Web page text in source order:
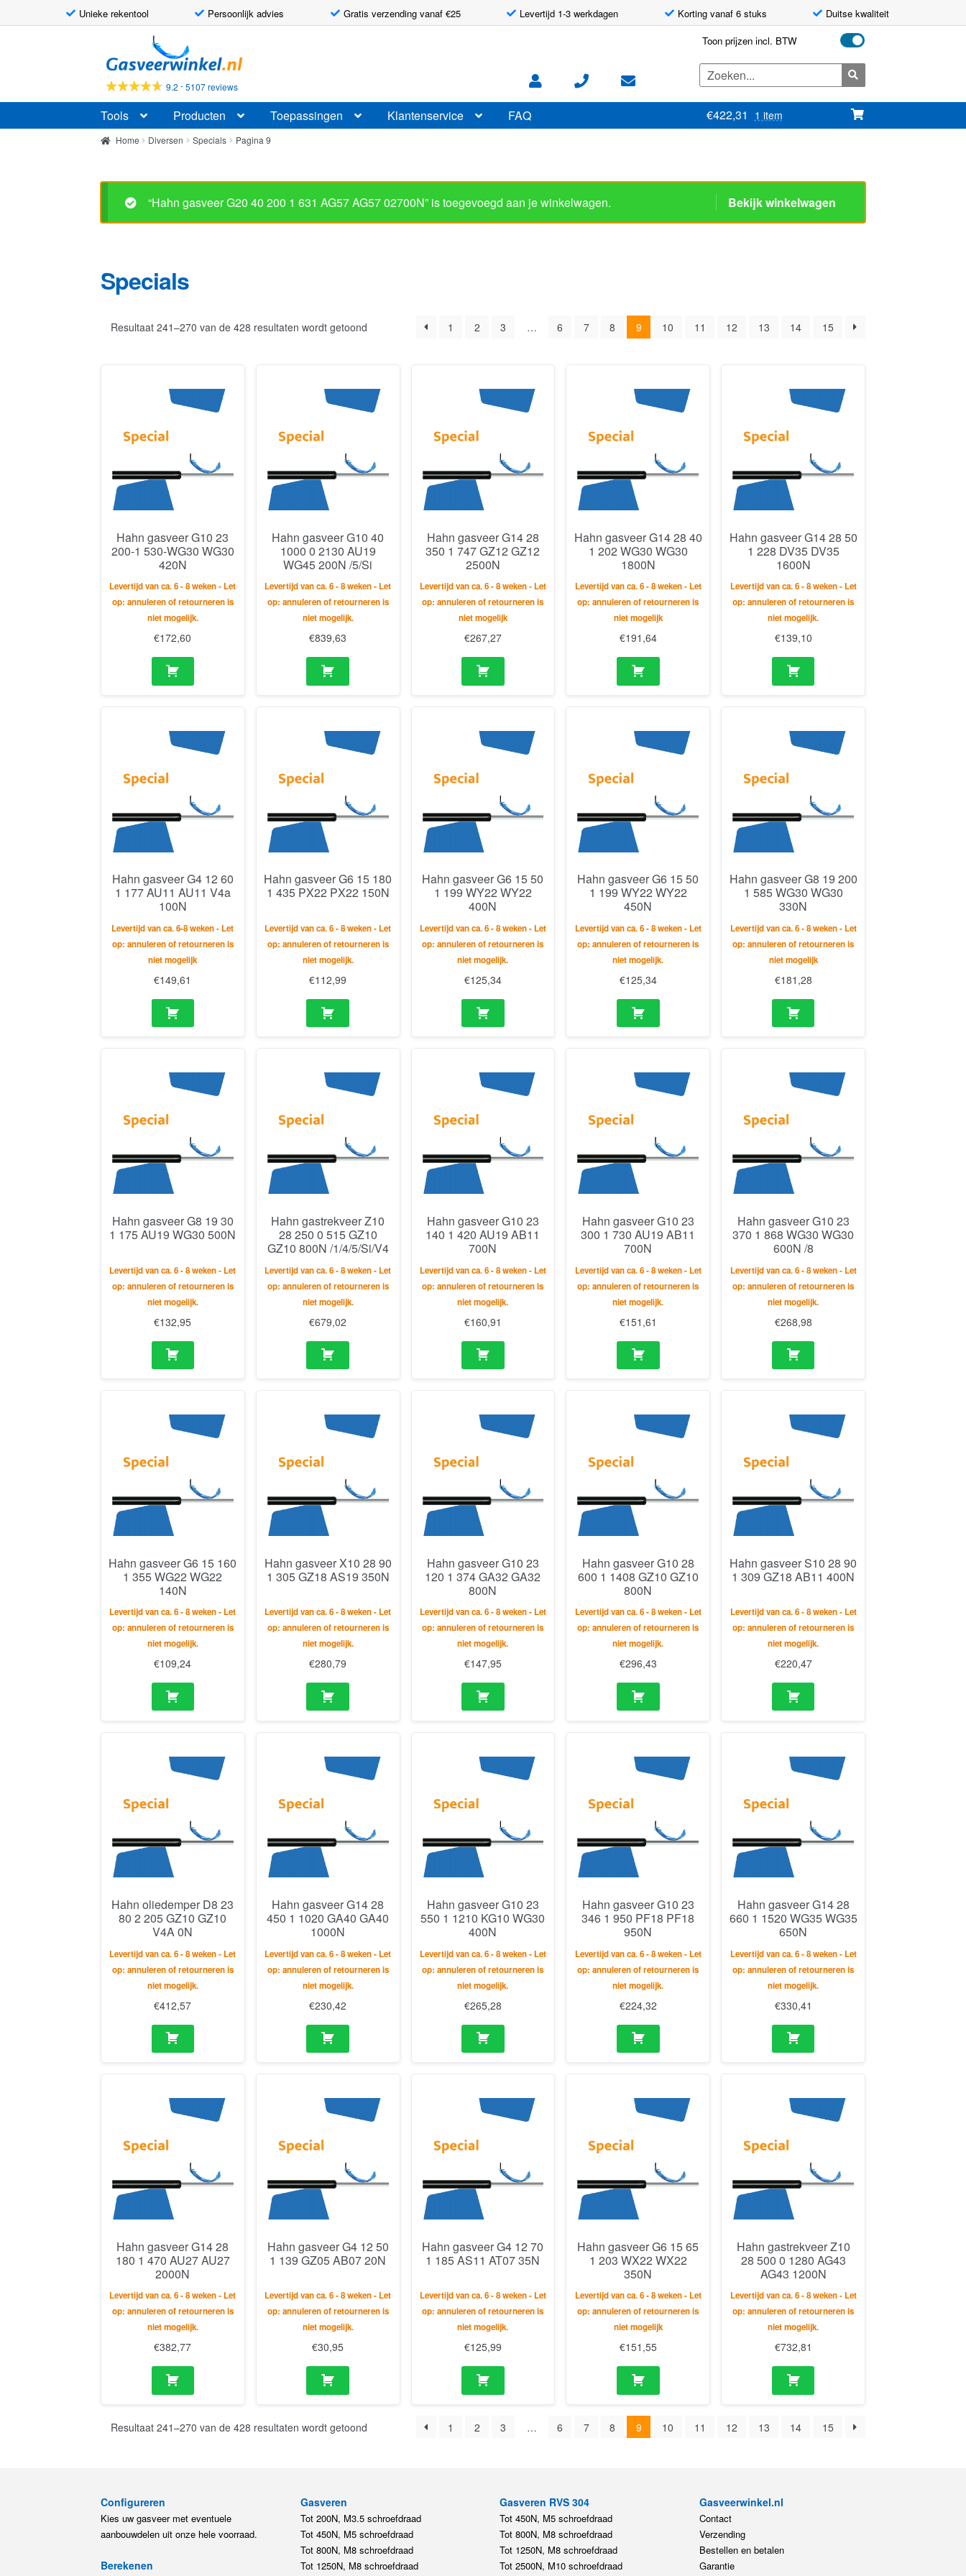
Unieke rekentool Persoonlijk advies Gratis verzending vanaf €25 Levertijd 1-3 werkdagen Korting vanaf 6 stuks Duitse kwaliteit
door
naar
navigatie
naar
de
inhoud
9.2 -5107 reviews
Toon prijzen incl. BTW
Zoeken
naar:
Tools Producten Toepassingen Klantenservice FAQ €422,31 1 item
Home Diversen Specials Pagina 9
“Hahn gasveer G20 40 200 1 631 AG57 AG57 02700N” is toegevoegd aan je winkelwagen. Bekijk winkelwagen
Specials
Resultaat 241–270 van de 428 resultaten wordt getoond 1 2 3 … 6 7 8 9 10 11 12 13 14 15
Hahn gasveer G10 23
200-1 530-WG30 WG30
420N
Levertijd van ca. 6 - 8 weken - Let
op: annuleren of retourneren is
niet mogelijk.
€172,60
Hahn gasveer G10 40
1000 0 2130 AU19
WG45 200N /5/Si
Levertijd van ca. 6 - 8 weken - Let
op: annuleren of retourneren is
niet mogelijk.
€839,63
Hahn gasveer G14 28
350 1 747 GZ12 GZ12
2500N
Levertijd van ca. 6 - 8 weken - Let
op: annuleren of retourneren is
niet mogelijk
€267,27
Hahn gasveer G14 28 40
1 202 WG30 WG30
1800N
Levertijd van ca. 6 - 8 weken - Let
op: annuleren of retourneren is
niet mogelijk
€191,64
Hahn gasveer G14 28 50
1 228 DV35 DV35
1600N
Levertijd van ca. 6 - 8 weken - Let
op: annuleren of retourneren is
niet mogelijk.
€139,10
Hahn gasveer G4 12 60
1 177 AU11 AU11 V4a
100N
Levertijd van ca. 6-8 weken - Let
op: annuleren of retourneren is
niet mogelijk
€149,61
Hahn gasveer G6 15 180
1 435 PX22 PX22 150N
Levertijd van ca. 6 - 8 weken - Let
op: annuleren of retourneren is
niet mogelijk.
€112,99
Hahn gasveer G6 15 50
1 199 WY22 WY22
400N
Levertijd van ca. 6 - 8 weken - Let
op: annuleren of retourneren is
niet mogelijk.
€125,34
Hahn gasveer G6 15 50
1 199 WY22 WY22
450N
Levertijd van ca. 6 - 8 weken - Let
op: annuleren of retourneren is
niet mogelijk.
€125,34
Hahn gasveer G8 19 200
1 585 WG30 WG30
330N
Levertijd van ca. 6 - 8 weken - Let
op: annuleren of retourneren is
niet mogelijk
€181,28
Hahn gasveer G8 19 30
1 175 AU19 WG30 500N
Levertijd van ca. 6 - 8 weken - Let
op: annuleren of retourneren is
niet mogelijk.
€132,95
Hahn gastrekveer Z10
28 250 0 515 GZ10
GZ10 800N /1/4/5/Si/V4
Levertijd van ca. 6 - 8 weken - Let
op: annuleren of retourneren is
niet mogelijk.
€679,02
Hahn gasveer G10 23
140 1 420 AU19 AB11
700N
Levertijd van ca. 6 - 8 weken - Let
op: annuleren of retourneren is
niet mogelijk.
€160,91
Hahn gasveer G10 23
300 1 730 AU19 AB11
700N
Levertijd van ca. 6 - 8 weken - Let
op: annuleren of retourneren is
niet mogelijk.
€151,61
Hahn gasveer G10 23
370 1 868 WG30 WG30
600N /8
Levertijd van ca. 6 - 8 weken - Let
op: annuleren of retourneren is
niet mogelijk.
€268,98
Hahn gasveer G6 15 160
1 355 WG22 WG22
140N
Levertijd van ca. 6 - 8 weken - Let
op: annuleren of retourneren is
niet mogelijk.
€109,24
Hahn gasveer X10 28 90
1 305 GZ18 AS19 350N
Levertijd van ca. 6 - 8 weken - Let
op: annuleren of retourneren is
niet mogelijk.
€280,79
Hahn gasveer G10 23
120 1 374 GA32 GA32
800N
Levertijd van ca. 6 - 8 weken - Let
op: annuleren of retourneren is
niet mogelijk.
€147,95
Hahn gasveer G10 28
600 1 1408 GZ10 GZ10
800N
Levertijd van ca. 6 - 8 weken - Let
op: annuleren of retourneren is
niet mogelijk.
€296,43
Hahn gasveer S10 28 90
1 309 GZ18 AB11 400N
Levertijd van ca. 6 - 8 weken - Let
op: annuleren of retourneren is
niet mogelijk.
€220,47
Hahn oliedemper D8 23
80 2 205 GZ10 GZ10
V4A 0N
Levertijd van ca. 6 - 8 weken - Let
op: annuleren of retourneren is
niet mogelijk.
€412,57
Hahn gasveer G14 28
450 1 1020 GA40 GA40
1000N
Levertijd van ca. 6 - 8 weken - Let
op: annuleren of retourneren is
niet mogelijk.
€230,42
Hahn gasveer G10 23
550 1 1210 KG10 WG30
400N
Levertijd van ca. 6 - 8 weken - Let
op: annuleren of retourneren is
niet mogelijk.
€265,28
Hahn gasveer G10 23
346 1 950 PF18 PF18
950N
Levertijd van ca. 6 - 8 weken - Let
op: annuleren of retourneren is
niet mogelijk.
€224,32
Hahn gasveer G14 28
660 1 1520 WG35 WG35
650N
Levertijd van ca. 6 - 8 weken - Let
op: annuleren of retourneren is
niet mogelijk.
€330,41
Hahn gasveer G14 28
180 1 470 AU27 AU27
2000N
Levertijd van ca. 6 - 8 weken - Let
op: annuleren of retourneren is
niet mogelijk.
€382,77
Hahn gasveer G4 12 50
1 139 GZ05 AB07 20N
Levertijd van ca. 6 - 8 weken - Let
op: annuleren of retourneren is
niet mogelijk.
€30,95
Hahn gasveer G4 12 70
1 185 AS11 AT07 35N
Levertijd van ca. 6 - 8 weken - Let
op: annuleren of retourneren is
niet mogelijk.
€125,99
Hahn gasveer G6 15 65
1 203 WX22 WX22
350N
Levertijd van ca. 6 - 8 weken - Let
op: annuleren of retourneren is
niet mogelijk
€151,55
Hahn gastrekveer Z10
28 500 0 1280 AG43
AG43 1200N
Levertijd van ca. 6 - 8 weken - Let
op: annuleren of retourneren is
niet mogelijk.
€732,81
Resultaat 241–270 van de 428 resultaten wordt getoond 1 2 3 … 6 7 8 9 10 11 12 13 14 15
Configureren
Kies uw gasveer met eventuele
aanbouwdelen uit onze hele voorraad.
Berekenen
Gasveren
Tot 200N, M3.5 schroefdraad
Tot 450N, M5 schroefdraad
Tot 800N, M8 schroefdraad
Tot 1250N, M8 schroefdraad
Gasveren RVS 304
Tot 450N, M5 schroefdraad
Tot 800N, M8 schroefdraad
Tot 1250N, M8 schroefdraad
Tot 2500N, M10 schroefdraad
Gasveerwinkel.nl
Contact
Verzending
Bestellen en betalen
Garantie